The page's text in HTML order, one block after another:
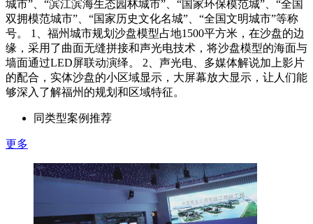
城市”、“滨江滨海生态园林城市”、“国家环保模范城”、“全国
双拥模范城市”、“国家历史文化名城”、“全国文明城市”等称
号。 1、福州城市规划沙盘模型占地1500平方米，在沙盘的边
缘，采用了曲面无缝拼接和声光电技术，将沙盘模型的海面与
墙面通过LED屏联动演绎。 2、声光电、多媒体解说加上影片
的配合，实体沙盘的小区域显示，大屏幕放大显示，让人们能
够深入了解福州的规划和区域特征。
同类型案例推荐
更多